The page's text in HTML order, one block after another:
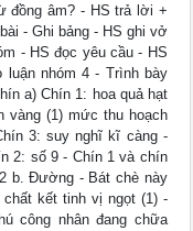
đồng âm? - HS trả lời +
- Ghi bảng - HS ghi vở
- HS đọc yêu cầu - HS
luận nhóm 4 - Trình bày
a) Chín 1: hoa quả hạt
vàng (1) mức thu hoạch
3: suy nghĩ kĩ càng -
2: số 9 - Chín 1 và chín
b. Đường - Bát chè này
kết tinh vị ngọt (1) -
công nhân đang chữa